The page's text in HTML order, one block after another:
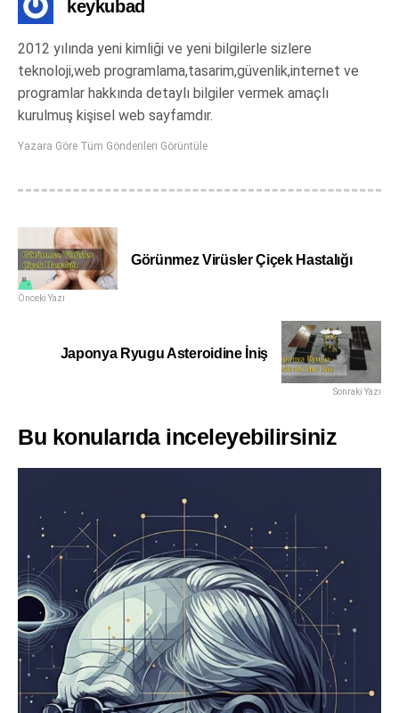
keykubad
2012 yılında yeni kimliği ve yeni bilgilerle sizlere
teknoloji,web programlama,tasarim,güvenlik,internet ve
programlar hakkında detaylı bilgiler vermek amaçlı
kurulmuş kişisel web sayfamdır.
Yazara Göre Tüm Gönderileri Görüntüle
Görünmez Virüsler Çiçek Hastalığı
Önceki Yazı
Japonya Ryugu Asteroidine İniş
Sonraki Yazı
Bu konularıda inceleyebilirsiniz